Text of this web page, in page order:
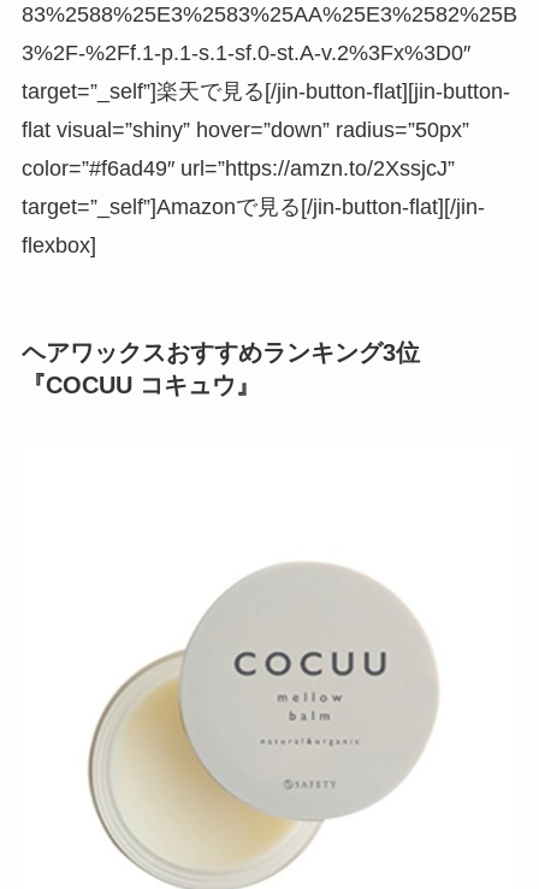
83%2588%25E3%2583%25AA%25E3%2582%25B
3%2F-%2Ff.1-p.1-s.1-sf.0-st.A-v.2%3Fx%3D0″
target=”_self”]楽天で見る[/jin-button-flat][jin-button-
flat visual=”shiny” hover=”down” radius=”50px”
color=”#f6ad49″ url=”https://amzn.to/2XssjcJ”
target=”_self”]Amazonで見る[/jin-button-flat][/jin-
flexbox]
ヘアワックスおすすめランキング3位
『COCUU コキュウ』